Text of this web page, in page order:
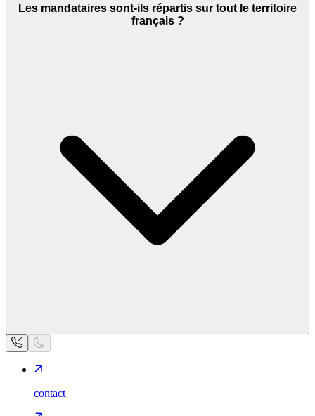
Les mandataires sont-ils répartis sur tout le territoire
français ?
contact